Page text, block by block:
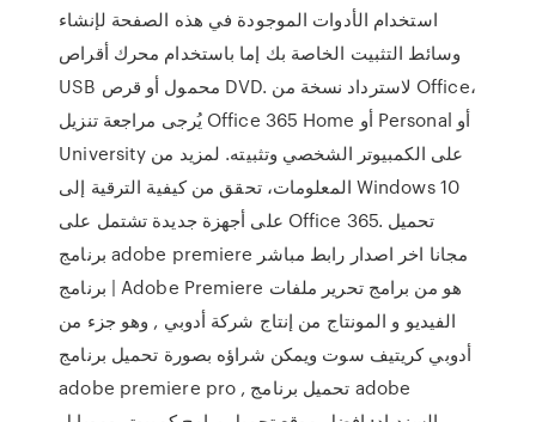
استخدام الأدوات الموجودة في هذه الصفحة لإنشاء
وسائط التثبيت الخاصة بك إما باستخدام محرك أقراص
USB محمول أو قرص DVD. لاسترداد نسخة من Office،
يُرجى مراجعة تنزيل Office 365 Home أو Personal أو
University على الكمبيوتر الشخصي وتثبيته. لمزيد من
المعلومات، تحقق من كيفية الترقية إلى Windows 10
على أجهزة جديدة تشتمل على Office 365. تحميل
برنامج adobe premiere مجانا اخر اصدار رابط مباشر
| برنامج Adobe Premiere هو من برامج تحرير ملفات
الفيديو و المونتاج من إنتاج شركة أدوبي , وهو جزء من
أدوبي كريتيف سوت ويمكن شراؤه بصورة تحميل برنامج
adobe premiere pro , تحميل برنامج adobe